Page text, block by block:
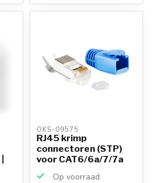
OKS-09575
RJ45 krimp
connectoren (STP)
voor CAT6/6a/7/7a
Op voorraad